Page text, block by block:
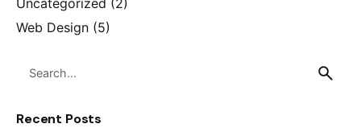
Web Design (5)
for
Recent Posts